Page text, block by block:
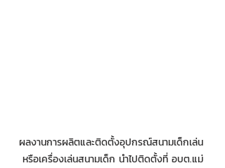
ผลงานการผลิตและติดตั้งอุปกรณ์สนามเด็กเล่น
หรือเครื่องเล่นสนามเด็ก นำไปติดตั้งที่ อบต.แม่